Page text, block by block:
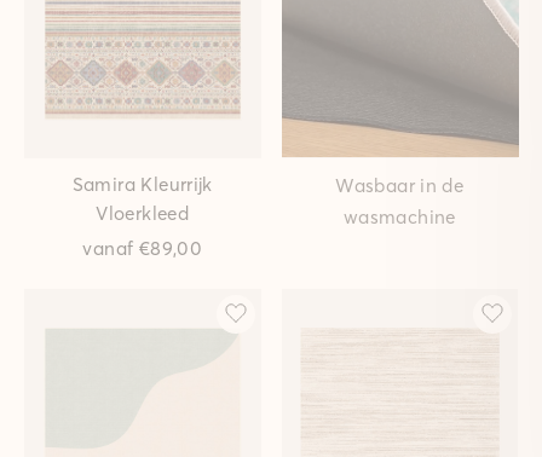
Samira Kleurrijk
Vloerkleed
vanaf €89,00
Wasbaar in de
wasmachine